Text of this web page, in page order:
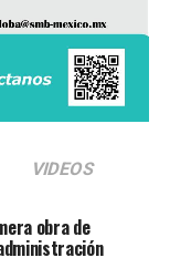
VIDEOS
obra de